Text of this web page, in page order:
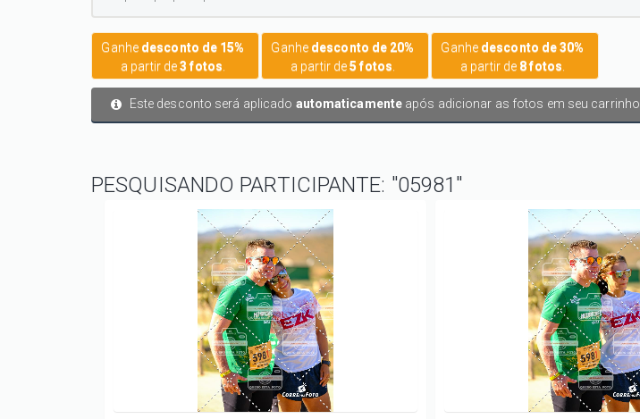
Ganhe desconto de 15%
a partir de3 fotos
Ganhe desconto de 20%
a partir de5 fotos
Ganhe desconto de 30%
a partir de 8 fotos
Este desconto será aplicado automaticamente após adicionar as fotos em seu carrinho.
PESQUISANDO PARTICIPANTE: "05981"